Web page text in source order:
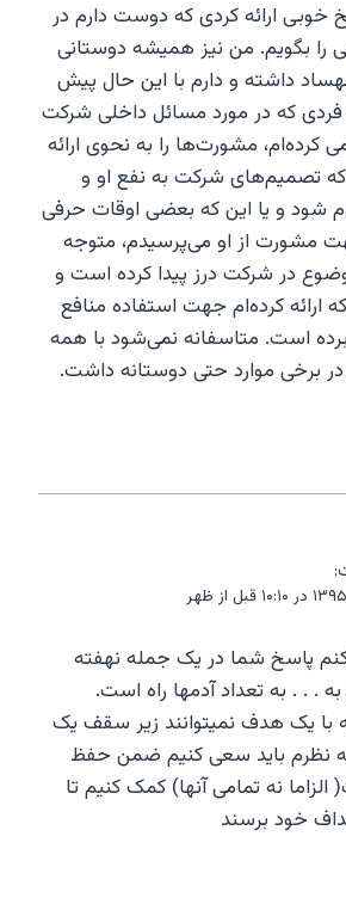
خوبی ارائه کردی که دوست دارم در
را بگویم. من نیز همیشه دوستانی
داشته و دارم با این حال پیش
که در مورد مسائل داخلی شرکت
کرده‌ام، مشورت‌ها را به نحوی ارائه
تصمیم‌های شرکت به نفع او و
شود و یا این که بعضی اوقات حرفی
مشورت از او می‌پرسیدم، متوجه
در شرکت درز پیدا کرده است و
که ارائه کرده‌ام جهت استفاده منافع
است. متاسفانه نمی‌شود با همه
در برخی موارد حتی دوستانه داشت.
پاسخ شما در یک جمله نهفته
. . . به تعداد آدمها راه است.
با یک هدف نمیتوانند زیر سقف یک
نظرم باید سعی کنیم ضمن حفظ
نه تمامی آنها) کمک کنیم تا
خود برسند